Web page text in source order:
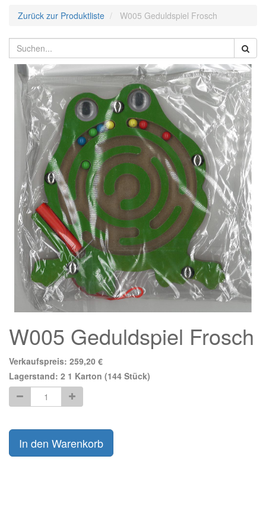
Zurück zur Produktliste W005 Geduldspiel Frosch
W005 Geduldspiel Frosch
Verkaufspreis: 259,20 €
Lagerstand: 2 1 Karton (144 Stück)
In den Warenkorb